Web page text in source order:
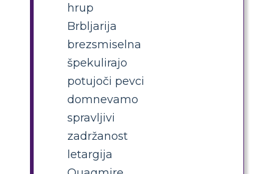
hrup
Brbljarija
brezsmiselna
špekulirajo
potujoči pevci
domnevamo
spravljivi
zadržanost
letargija